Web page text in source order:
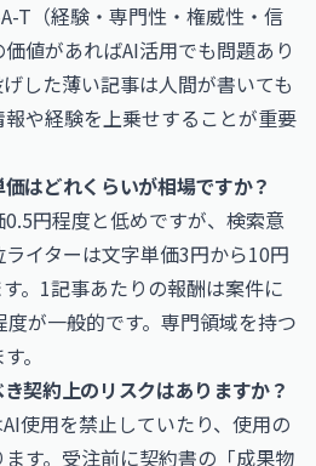
T（経験・専門性・権威性・信
値があればAI活用でも問題あり
した薄い記事は人間が書いても
や経験を上乗せすることが重要
はどれくらいが相場ですか？
円程度と低めですが、検索意
イターは文字単価3円から10円
。1記事あたりの報酬は案件に
が一般的です。専門領域を持つ
。
契約上のリスクはありますか？
使用を禁止していたり、使用の
す。受注前に契約書の「成果物